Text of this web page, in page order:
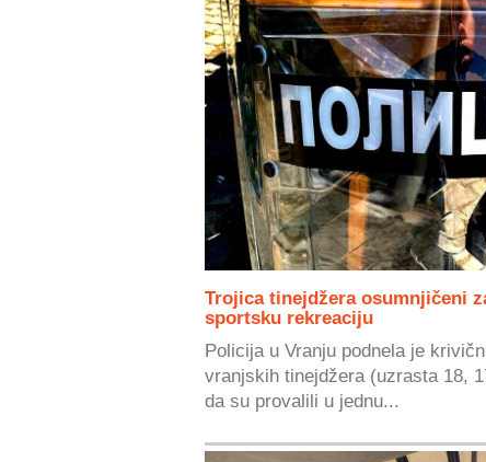
Trojica tinejdžera osumnjičeni
sportsku rekreaciju
Policija u Vranju podnela je
vranjskih tinejdžera (uzrasta 18,
da su provalili u jednu...